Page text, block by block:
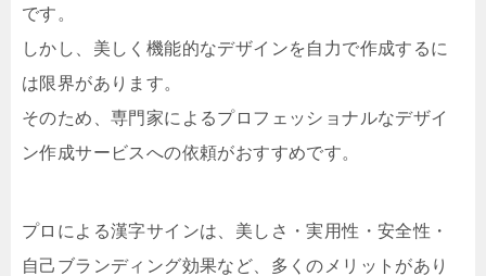
です。
しかし、美しく機能的なデザインを自力で作成するに
は限界があります。
そのため、専門家によるプロフェッショナルなデザイ
ン作成サービスへの依頼がおすすめです。
プロによる漢字サインは、美しさ・実用性・安全性・
自己ブランディング効果など、多くのメリットがあり